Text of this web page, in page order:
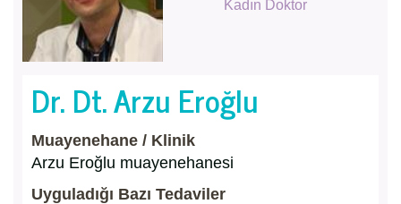
Kadın Doktor
Dr. Dt. Arzu Eroğlu
Muayenehane / Klinik
Arzu Eroğlu muayenehanesi
Uyguladığı Bazı Tedaviler